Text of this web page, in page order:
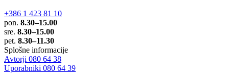
+386 1 423 81 10
pon. 8.30–15.00
sre. 8.30–15.00
pet. 8.30–11.30
Splošne informacije
Avtorji 080 64 38
Uporabniki 080 64 39